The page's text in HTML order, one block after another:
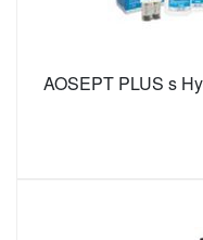
AOSEPT PLUS s